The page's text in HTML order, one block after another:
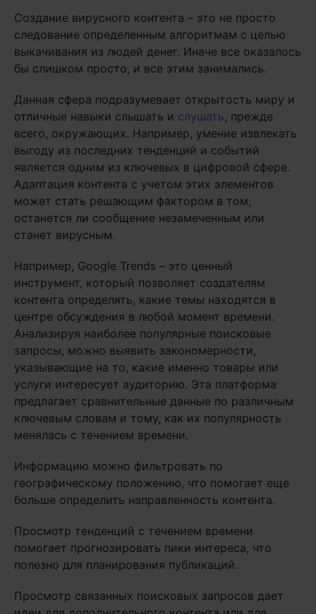
Создание вирусного контента – это не просто
следование определенным алгоритмам с целью
выкачивания из людей денег. Иначе все оказалось
бы слишком просто, и все этим занимались.
Данная сфера подразумевает открытость миру и
отличные навыки слышать и слушать, прежде
всего, окружающих. Например, умение извлекать
выгоду из последних тенденций и событий
является одним из ключевых в цифровой сфере.
Адаптация контента с учетом этих элементов
может стать решающим фактором в том,
останется ли сообщение незамеченным или
станет вирусным.
Например, Google Trends – это ценный
инструмент, который позволяет создателям
контента определять, какие темы находятся в
центре обсуждения в любой момент времени.
Анализируя наиболее популярные поисковые
запросы, можно выявить закономерности,
указывающие на то, какие именно товары или
услуги интересует аудиторию. Эта платформа
предлагает сравнительные данные по различным
ключевым словам и тому, как их популярность
менялась с течением времени.
Информацию можно фильтровать по
географическому положению, что помогает еще
больше определить направленность контента.
Просмотр тенденций с течением времени
помогает прогнозировать пики интереса, что
полезно для планирования публикаций.
Просмотр связанных поисковых запросов дает